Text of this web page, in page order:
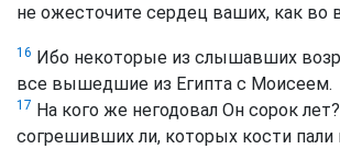
не ожесточите сердец ваших, как во
16 Ибо некоторые из слышавших
все вышедшие из Египта с Моисеем.
17 На кого же негодовал Он сорок
согрешивших ли, которых кости пали